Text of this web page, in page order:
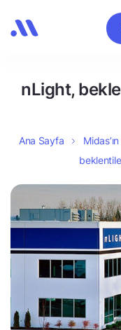
nLight,
Ana Sayfa